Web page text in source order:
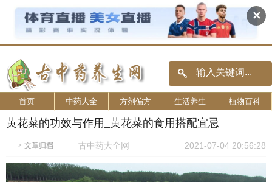
✕
首页 中药大全 方剂偏方 生活养生 植物百科
黄花菜的功效与作用_黄花菜的食用搭配宜忌
> 文章归档 古中药大全网 2021-07-04 20:56:28